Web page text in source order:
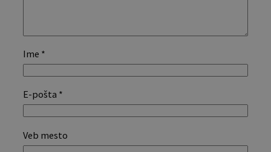
Ime *
E-pošta *
Veb mesto